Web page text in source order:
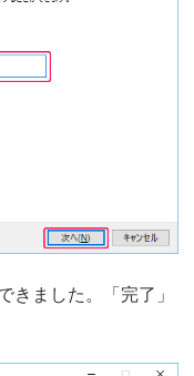
きました。「完了」